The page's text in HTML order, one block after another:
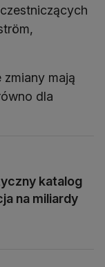
mają
dla
katalog
na miliardy